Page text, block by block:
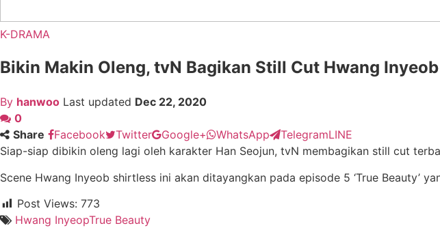
K-DRAMA
Bikin Makin Oleng, tvN Bagikan Still Cut Hwang
By hanwoo Last updated Dec 22, 2020
0
Share
Facebook Twitter Google+ WhatsApp TelegramLINE
Siap-siap dibikin oleng lagi oleh karakter Han Seojun, tvN membagikan still cut
Scene Hwang Inyeob shirtless ini akan ditayangkan pada episode 5 ‘True Beauty’
Post Views: 773
Hwang InyeopTrue Beauty